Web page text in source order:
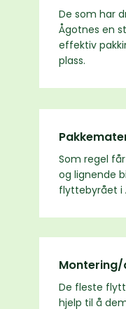
De som har
Ågotnes en
effektiv
plass.
Som regel
og lignende
flyttebyrået i
De fleste
hjelp til å